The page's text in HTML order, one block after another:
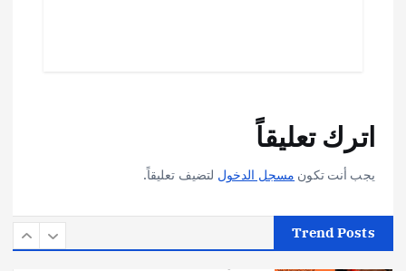
اترك تعليقاً
يجب أنت تكون مسجل الدخول لتضيف تعليقاً.
Trend Posts
هوي آن… مدينة الفوانيس وسحر التاريخ
مكتب الإحصاءات الأسترالي (ABS) يجري
عملية التعداد السكاني في11 من الشهر